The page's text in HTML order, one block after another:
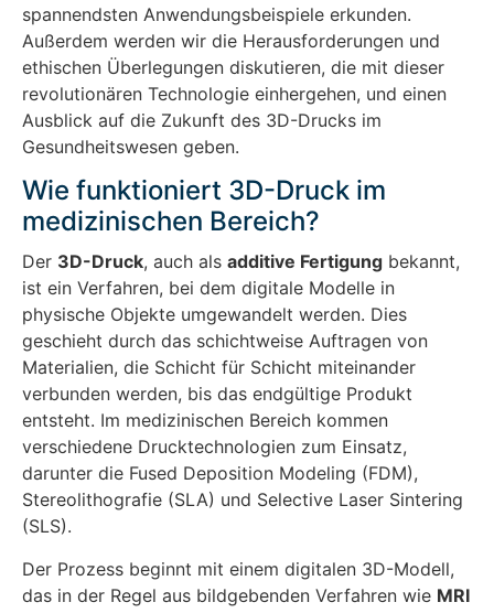
spannendsten Anwendungsbeispiele erkunden.
Außerdem werden wir die Herausforderungen und
ethischen Überlegungen diskutieren, die mit dieser
revolutionären Technologie einhergehen, und einen
Ausblick auf die Zukunft des 3D-Drucks im
Gesundheitswesen geben.
Wie funktioniert 3D-Druck im
medizinischen Bereich?
Der 3D-Druck, auch als additive Fertigung bekannt,
ist ein Verfahren, bei dem digitale Modelle in
physische Objekte umgewandelt werden. Dies
geschieht durch das schichtweise Auftragen von
Materialien, die Schicht für Schicht miteinander
verbunden werden, bis das endgültige Produkt
entsteht. Im medizinischen Bereich kommen
verschiedene Drucktechnologien zum Einsatz,
darunter die Fused Deposition Modeling (FDM),
Stereolithografie (SLA) und Selective Laser Sintering
(SLS).
Der Prozess beginnt mit einem digitalen 3D-Modell,
das in der Regel aus bildgebenden Verfahren wie MRI